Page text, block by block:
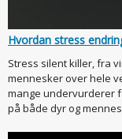
Hvordan stress
Stress silent killer, fra
mennesker over hele
mange undervurderer
på både dyr og